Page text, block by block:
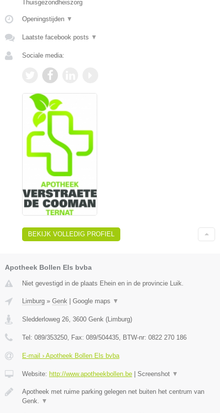
Thuisgezondheiszorg
Openingstijden ▼
Laatste facebook posts ▼
Sociale media:
BEKIJK VOLLEDIG PROFIEL
Apotheek Bollen Els bvba
Niet gevestigd in de plaats Ehein en in de provincie Luik.
Limburg » Genk Google maps ▼
Sledderloweg 26 3600 Genk ( Limburg)
Tel: 089/353250 , Fax: 089/504435 , BTW-nr: 0822 270 186
E-mail › Apotheek Bollen Els bvba
Website: http://www.apotheekbollen.be Screenshot ▼
Apotheek met ruime parking gelegen net buiten het centrum van
Genk.
▼